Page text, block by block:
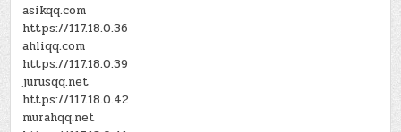
asikqq.com
https://117.18.0.36
ahliqq.com
https://117.18.0.39
jurusqq.net
https://117.18.0.42
murahqq.net